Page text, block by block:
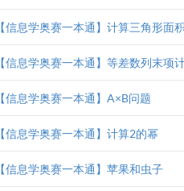
【信息学奥赛一本通】计算三角形面
【信息学奥赛一本通】等差数列末项
【信息学奥赛一本通】A×B问题
【信息学奥赛一本通】计算2的幂
【信息学奥赛一本通】苹果和虫子